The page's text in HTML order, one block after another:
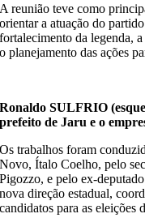
A reunião teve como
orientar a atuação do
fortalecimento da legenda,
o planejamento das ações
Ronaldo SULFRIO
prefeito de Jaru e o
Os trabalhos foram
Novo, Ítalo Coelho, pelo
Pigozzo, e pelo ex-
nova direção estadual,
candidatos para as eleições